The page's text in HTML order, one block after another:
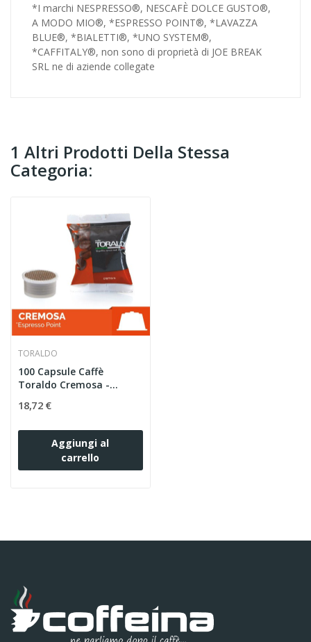
*I marchi NESPRESSO®, NESCAFÈ DOLCE GUSTO®,
A MODO MIO®, *ESPRESSO POINT®, *LAVAZZA
BLUE®, *BIALETTI®, *UNO SYSTEM®,
*CAFFITALY®, non sono di proprietà di JOE BREAK
SRL ne di aziende collegate
1 Altri Prodotti Della Stessa
Categoria:
TORALDO
100 Capsule Caffè
Toraldo Cremosa -
18,72 €
Aggiungi al
carrello